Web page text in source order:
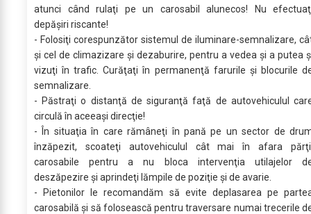
atunci când rulaţi pe un carosabil alunecos! Nu
depăşiri riscante!
- Folosiţi corespunzător sistemul de iluminare-semnalizare,
şi cel de climazizare şi dezaburire, pentru a vedea şi a putea
vizuţi în trafic. Curăţaţi în permanenţă farurile şi blocurile
semnalizare.
- Păstraţi o distanţă de siguranţă faţă de autovehiculul
circulă în aceeaşi direcţie!
- În situaţia în care rămâneţi în pană pe un sector de
înzăpezit, scoateţi autovehiculul cât mai în afara
carosabile pentru a nu bloca intervenţia utilajelor
deszăpezire şi aprindeţi lămpile de poziţie şi de avarie.
- Pietonilor le recomandăm să evite deplasarea pe
carosabilă şi să folosească pentru traversare numai trecerile